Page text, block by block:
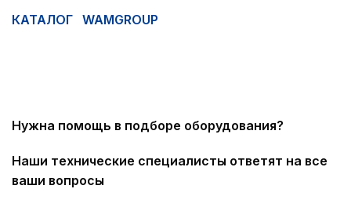
КАТАЛОГ WAMGROUP
Нужна помощь в подборе оборудования?
Наши технические специалисты ответят на все
ваши вопросы